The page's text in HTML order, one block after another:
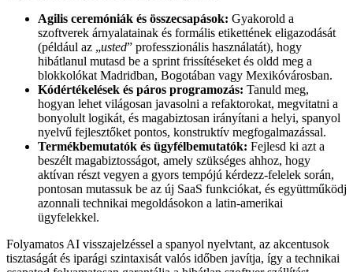
Agilis ceremóniák és összecsapások: Gyakorold a
szoftverek árnyalatainak és formális etikettének eligazodását
(például az „usted” professzionális használatát), hogy
hibátlanul mutasd be a sprint frissítéseket és oldd meg a
blokkolókat Madridban, Bogotában vagy Mexikóvárosban.
Kódértékelések és páros programozás: Tanuld meg,
hogyan lehet világosan javasolni a refaktorokat, megvitatni a
bonyolult logikát, és magabiztosan irányítani a helyi, spanyol
nyelvű fejlesztőket pontos, konstruktív megfogalmazással.
Termékbemutatók és ügyfélbemutatók: Fejlesd ki azt a
beszélt magabiztosságot, amely szükséges ahhoz, hogy
aktívan részt vegyen a gyors tempójú kérdezz-felelek során,
pontosan mutassuk be az új SaaS funkciókat, és együttműködj
azonnali technikai megoldásokon a latin-amerikai
ügyfelekkel.
Folyamatos AI visszajelzéssel a spanyol nyelvtant, az akcentusok
tisztaságát és iparági szintaxisát valós időben javítja, így a technikai